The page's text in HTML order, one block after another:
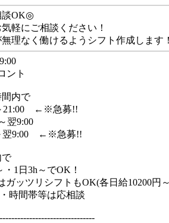
談OK◎
軽にご相談ください！
理なく働けるようシフト作成します
ント
間内で
21:00 ←※急募!!
翌9:00
翌9:00 ←※急募!!
で
1日3h～でOK！
ッツリシフトもOK(各日給10200円
時間帯等は応相談